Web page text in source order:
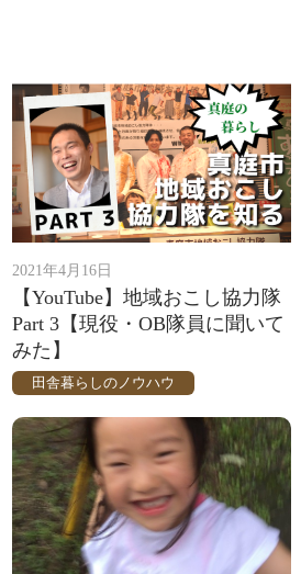
2021年4月16日
【YouTube】地域おこし協力隊
Part 3【現役・OB隊員に聞いて
みた】
田舎暮らしのノウハウ